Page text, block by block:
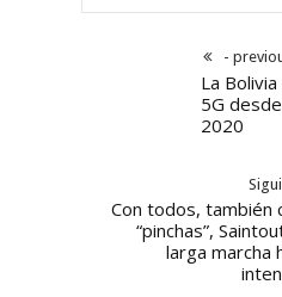
-
La
5G
2020
Con todos, también
“pinchas”,
larga marcha